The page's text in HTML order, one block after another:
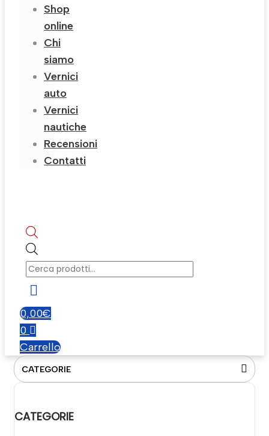
Shop
online
Chi
siamo
Vernici
auto
Vernici
nautiche
Recensioni
Contatti
Products
search
0,00€
0
Carrello
CATEGORIE
CATEGORIE